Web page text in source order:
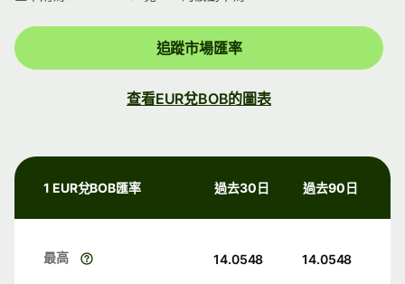
追蹤市場匯率
查看EUR兌BOB的圖表
1 EUR兌BOB匯率 過去30日 過去90日
最高 14.0548 14.0548